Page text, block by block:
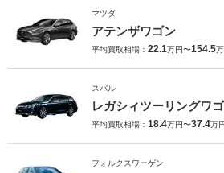
マツダ
アテンザワゴン
平均買取相場： 22.1万円〜154.5
スバル
レガシィツーリングワ
平均買取相場： 18.4万円〜37.4万
フォルクスワーゲン